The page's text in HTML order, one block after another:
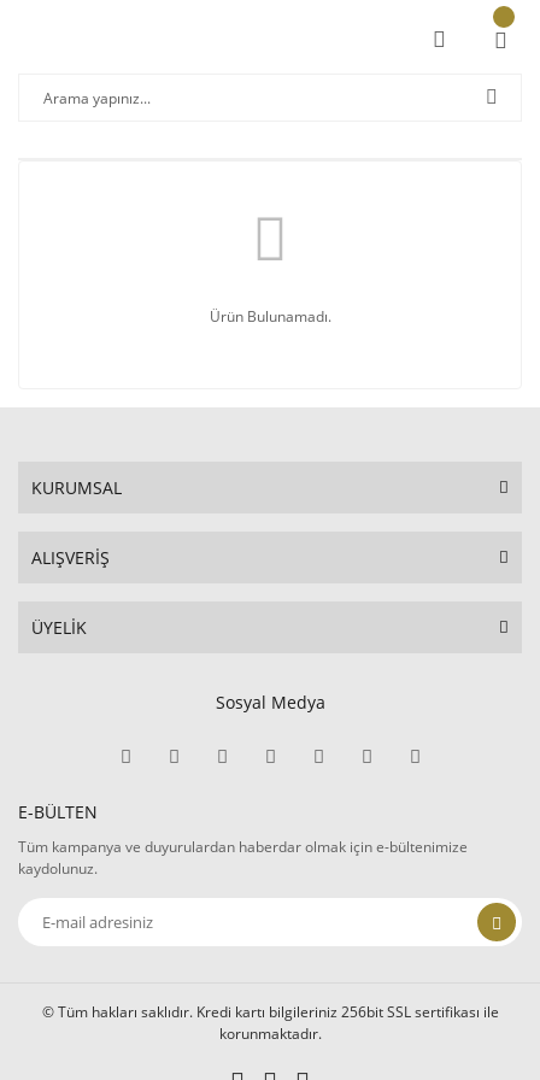
Ürün Bulunamadı.
KURUMSAL
ALIŞVERİŞ
ÜYELİK
Sosyal Medya
E-BÜLTEN
Tüm kampanya ve duyurulardan haberdar olmak için e-bültenimize
kaydolunuz.
© Tüm hakları saklıdır. Kredi kartı bilgileriniz 256bit SSL sertifikası ile
korunmaktadır.